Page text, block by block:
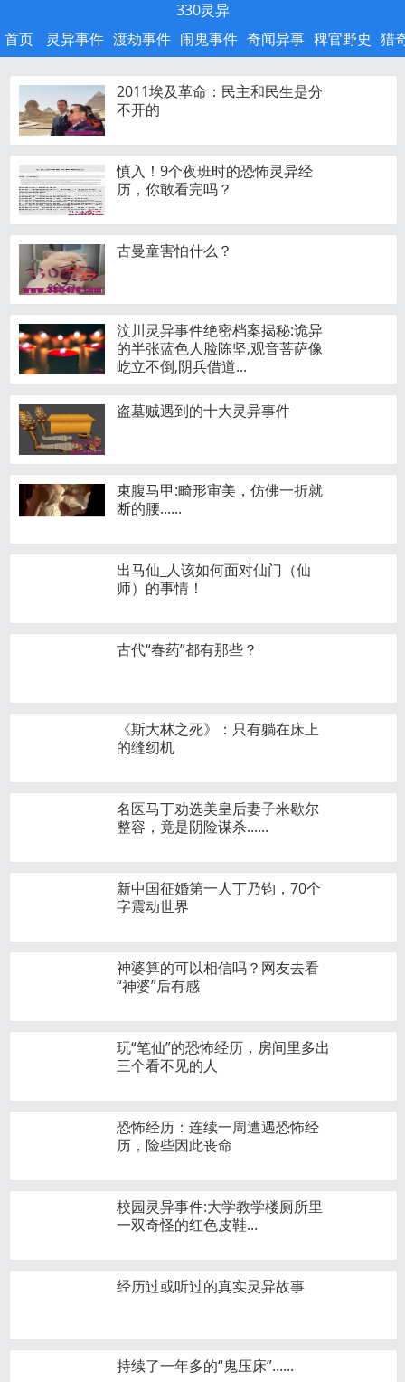
330灵异
首页
灵异事件 渡劫事件 闹鬼事件 奇闻异事 稗官野史 猎
2011埃及革命：民主和民生是分
不开的
慎入！9个夜班时的恐怖灵异经
历，你敢看完吗？
古曼童害怕什么？
汶川灵异事件绝密档案揭秘:诡异
的半张蓝色人脸陈坚,观音菩萨像
屹立不倒,阴兵借道...
盗墓贼遇到的十大灵异事件
束腹马甲:畸形审美，仿佛一折就
断的腰......
出马仙_人该如何面对仙门（仙
师）的事情！
古代“春药”都有那些？
《斯大林之死》：只有躺在床上
的缝纫机
名医马丁劝选美皇后妻子米歇尔
整容，竟是阴险谋杀......
新中国征婚第一人丁乃钧，70个
字震动世界
神婆算的可以相信吗？网友去看
“神婆”后有感
玩“笔仙”的恐怖经历，房间里多出
三个看不见的人
恐怖经历：连续一周遭遇恐怖经
历，险些因此丧命
校园灵异事件:大学教学楼厕所里
一双奇怪的红色皮鞋...
经历过或听过的真实灵异故事
持续了一年多的“鬼压床”......